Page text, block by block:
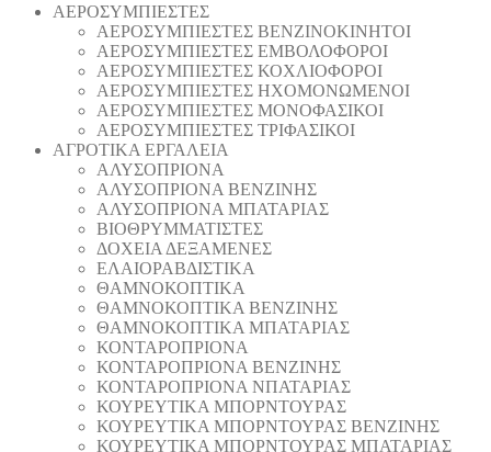
AEΡΟΣΥΜΠΙΕΣΤΕΣ
AEΡΟΣΥΜΠΙΕΣΤΕΣ ΒΕΝΖΙΝΟΚΙΝΗΤΟΙ
AEΡΟΣΥΜΠΙΕΣΤΕΣ ΕΜΒΟΛΟΦΟΡΟΙ
AEΡΟΣΥΜΠΙΕΣΤΕΣ ΚΟΧΛΙΟΦΟΡΟΙ
ΑΕΡΟΣΥΜΠΙΕΣΤΕΣ ΗΧΟΜΟΝΩΜΕΝΟΙ
ΑΕΡΟΣΥΜΠΙΕΣΤΕΣ ΜΟΝΟΦΑΣΙΚΟΙ
ΑΕΡΟΣΥΜΠΙΕΣΤΕΣ ΤΡΙΦΑΣΙΚΟΙ
ΑΓΡΟΤΙΚΑ ΕΡΓΑΛΕΙΑ
AΛΥΣΟΠΡΙΟΝΑ
AΛΥΣΟΠΡΙΟΝΑ ΒΕΝΖΙΝΗΣ
AΛΥΣΟΠΡΙΟΝΑ ΜΠΑΤΑΡΙΑΣ
ΒΙΟΘΡΥΜΜΑΤΙΣΤΕΣ
ΔΟΧΕΙΑ ΔΕΞΑΜΕΝΕΣ
ΕΛΑΙΟΡΑΒΔΙΣΤΙΚΑ
ΘAΜΝΟΚΟΠΤΙΚΑ
ΘAΜΝΟΚΟΠΤΙΚΑ ΒΕΝΖΙΝΗΣ
ΘAΜΝΟΚΟΠΤΙΚΑ ΜΠΑΤΑΡΙΑΣ
ΚΟΝΤΑΡΟΠΡΙΟΝΑ
ΚΟΝΤΑΡΟΠΡΙΟΝΑ ΒΕΝΖΙΝΗΣ
ΚΟΝΤΑΡΟΠΡΙΟΝΑ ΝΠΑΤΑΡΙΑΣ
ΚΟΥΡΕΥΤΙΚΑ ΜΠΟΡΝΤΟΥΡΑΣ
ΚΟΥΡΕΥΤΙΚΑ ΜΠΟΡΝΤΟΥΡΑΣ ΒΕΝΖΙΝΗΣ
ΚΟΥΡΕΥΤΙΚΑ ΜΠΟΡΝΤΟΥΡΑΣ ΜΠΑΤΑΡΙΑΣ